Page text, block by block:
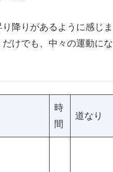
降りがあるように感じま
けでも、中々の運動にな
時
間
道なり